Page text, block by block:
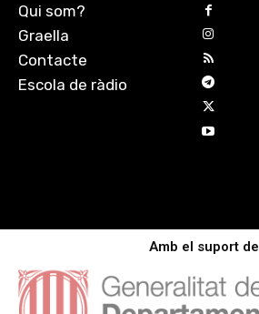
Qui som?
Graella
Contacte
Escola de ràdio
Amb el suport de